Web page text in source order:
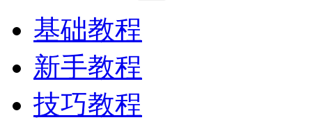
基础教程
新手教程
技巧教程